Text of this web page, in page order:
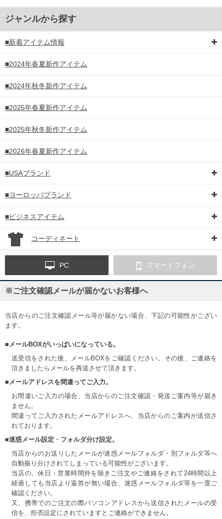
ジャンルから探す
■新着アイテム情報
■2024年春夏新作アイテム
■2024年秋冬新作アイテム
■2025年春夏新作アイテム
■2025年秋冬新作アイテム
■2026年春夏新作アイテム
■USAブランド
■ヨーロッパブランド
■ビジネスアイテム
コーディネート
PC スマートフォン
※ご注文確認メールが届かないお客様へ
当店からのご注文確認メール等が届かない場合、下記の可能性がござい
ます。
■メールBOXがいっぱいになっている。
送受信をされた後、メールBOXをご確認ください。その後、ご連絡を
頂きましたらメールを再送させて頂きます。
■メールアドレスを間違ってご入力。
お間違いご入力の場合、当店からのご注文確認・発送ご案内等が届き
ません。
間違ってご入力されたメールアドレスへ、当店からのご案内が送信さ
れております。
■迷惑メール設定・フォルダ分け設定。
当店からのお送りしたメールが迷惑メールフォルダ・別フォルダ等へ
自動振り分けされてしまっている可能性がございます。
当店の、休日・営業時間外を除きご注文やご連絡をされて24時間以上
経過しても当店より返答が無い場合、迷惑メールフォルダ等を一度ご
確認ください。
又、携帯でのご注文の際パソコンアドレスから送信されたメールの受
信を、拒否設定にされていますとご連絡ができません。